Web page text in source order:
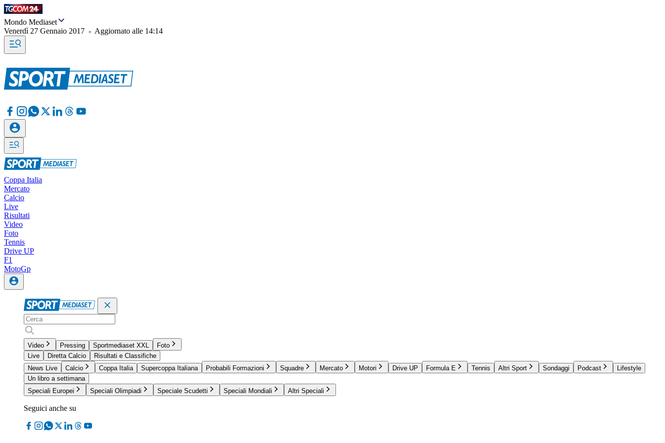
Mondo Mediaset
Venerdì 27 Gennaio 2017 - Aggiornato alle 14:14
Coppa Italia
Mercato
Calcio
Live
Risultati
Video
Foto
Tennis
Drive UP
F1
MotoGp
Video Pressing Sportmediaset XXL
Foto
Live
Diretta Calcio
Risultati e Classifiche
News Live
Calcio Coppa Italia Supercoppa Italiana Probabili Formazioni Squadre Mercato Motori Drive UP Formula E Tennis Altri Sport Sondaggi Podcast
Lifestyle
Un libro a settimana
Speciali Europei
Speciali Olimpiadi Speciale Scudetti Speciali Mondiali Altri Speciali
Seguici anche su